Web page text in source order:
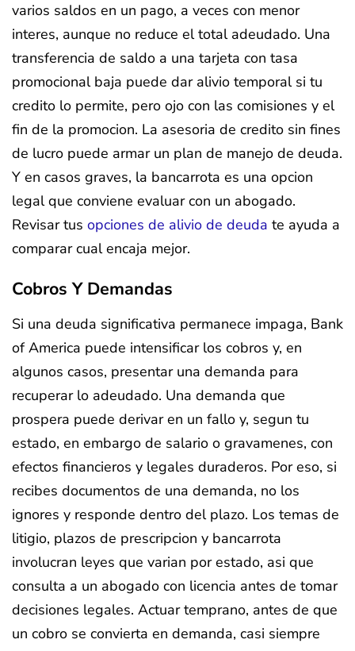
varios saldos en un pago, a veces con menor
interes, aunque no reduce el total adeudado. Una
transferencia de saldo a una tarjeta con tasa
promocional baja puede dar alivio temporal si tu
credito lo permite, pero ojo con las comisiones y el
fin de la promocion. La asesoria de credito sin fines
de lucro puede armar un plan de manejo de deuda.
Y en casos graves, la bancarrota es una opcion
legal que conviene evaluar con un abogado.
Revisar tus opciones de alivio de deuda te ayuda a
comparar cual encaja mejor.
Cobros Y Demandas
Si una deuda significativa permanece impaga, Bank
of America puede intensificar los cobros y, en
algunos casos, presentar una demanda para
recuperar lo adeudado. Una demanda que
prospera puede derivar en un fallo y, segun tu
estado, en embargo de salario o gravamenes, con
efectos financieros y legales duraderos. Por eso, si
recibes documentos de una demanda, no los
ignores y responde dentro del plazo. Los temas de
litigio, plazos de prescripcion y bancarrota
involucran leyes que varian por estado, asi que
consulta a un abogado con licencia antes de tomar
decisiones legales. Actuar temprano, antes de que
un cobro se convierta en demanda, casi siempre